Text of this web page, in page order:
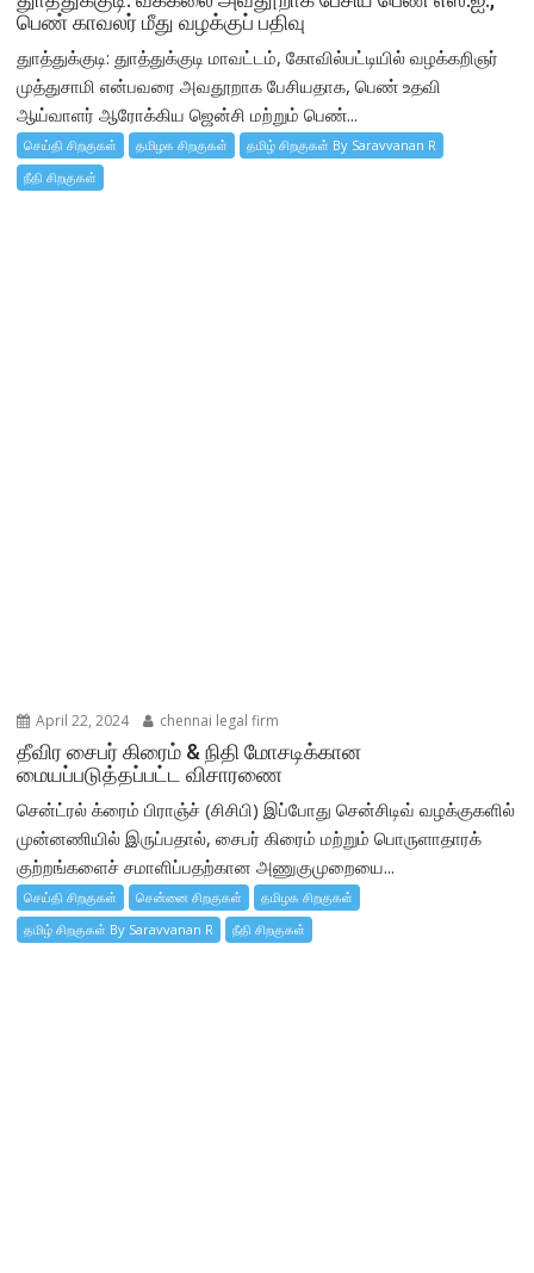
பெண் காவலர் மீது வழக்குப் பதிவு
துாத்துக்குடி: துாத்துக்குடி மாவட்டம், கோவில்பட்டியில் வழக்கறிஞர்
முத்துசாமி என்பவரை அவதூறாக பேசியதாக, பெண் உதவி
ஆய்வாளர் ஆரோக்கிய ஜென்சி மற்றும் பெண்...
செய்தி சிறகுகள் தமிழக சிறகுகள்
தமிழ் சிறகுகள் By Saravvanan R
நீதி சிறகுகள்
April 22, 2024 chennai legal firm
தீவிர சைபர் கிரைம் & நிதி மோசடிக்கான
மையப்படுத்தப்பட்ட விசாரணை
சென்ட்ரல் க்ரைம் பிராஞ்ச் (சிசிபி) இப்போது சென்சிடிவ் வழக்குகளில்
முன்னணியில் இருப்பதால், சைபர் கிரைம் மற்றும் பொருளாதாரக்
குற்றங்களைச் சமாளிப்பதற்கான அணுகுமுறையை...
செய்தி சிறகுகள் சென்னை சிறகுகள்
தமிழக சிறகுகள்
தமிழ் சிறகுகள் By Saravvanan R
நீதி சிறகுகள்